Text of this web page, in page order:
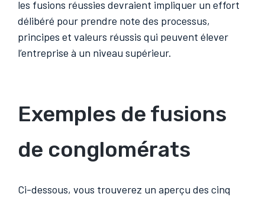
les fusions réussies devraient impliquer un effort
délibéré pour prendre note des processus,
principes et valeurs réussis qui peuvent élever
l’entreprise à un niveau supérieur.
Exemples de fusions
de conglomérats
Ci-dessous, vous trouverez un aperçu des cinq